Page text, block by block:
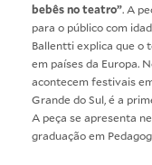
bebês no teatro”. A
para o público com
Ballentti explica que o
em países da Europa.
acontecem festivais
Grande do Sul, é a
A peça se apresenta
graduação em